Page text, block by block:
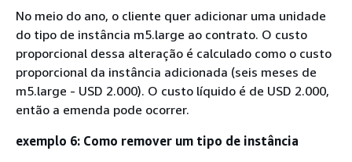
No meio do ano, o cliente quer adicionar uma unidade
do tipo de instância m5.large ao contrato. O custo
proporcional dessa alteração é calculado como o custo
proporcional da instância adicionada (seis meses de
m5.large - USD 2.000). O custo líquido é de USD 2.000,
então a emenda pode ocorrer.
exemplo 6: Como remover um tipo de instância